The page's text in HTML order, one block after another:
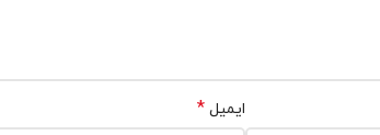
ایمیل *